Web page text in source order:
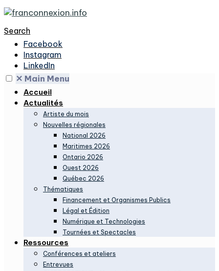
Search
Facebook
Instagram
LinkedIn
✕ Main Menu
Accueil
Actualités
Artiste du mois
Nouvelles régionales
National 2026
Maritimes 2026
Ontario 2026
Ouest 2026
Québec 2026
Thématiques
Financement et Organismes Publics
Légal et Édition
Numérique et Technologies
Tournées et Spectacles
Ressources
Conférences et ateliers
Entrevues